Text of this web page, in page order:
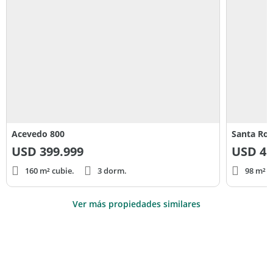
Acevedo 800
USD 399.999
160 m² cubie. 3 dorm.
Santa
USD
98 m²
Ver más propiedades similares